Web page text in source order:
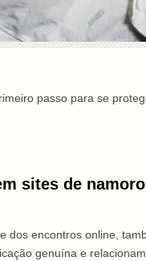
passo para se
sites de
dos encontros online,
genuína e